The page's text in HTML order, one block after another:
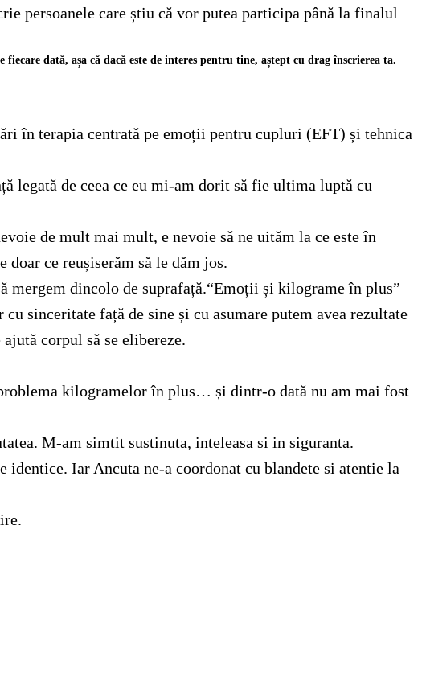
persoanele care știu că vor putea participa până la finalul
dată, așa că dacă este de interes pentru tine, aștept cu drag înscrierea ta.
în terapia centrată pe emoții pentru cupluri (EFT) și tehnica
legată de ceea ce eu mi-am dorit să fie ultima luptă cu
de mult mai mult, e nevoie să ne uităm la ce este în
ce reușiserăm să le dăm jos.
dincolo de suprafață.“Emoții și kilograme în plus”
sinceritate față de sine și cu asumare putem avea rezultate
corpul să se elibereze.
kilogramelor în plus… și dintr-o dată nu am mai fost
M-am simtit sustinuta, inteleasa si in siguranta.
Iar Ancuta ne-a coordonat cu blandete si atentie la